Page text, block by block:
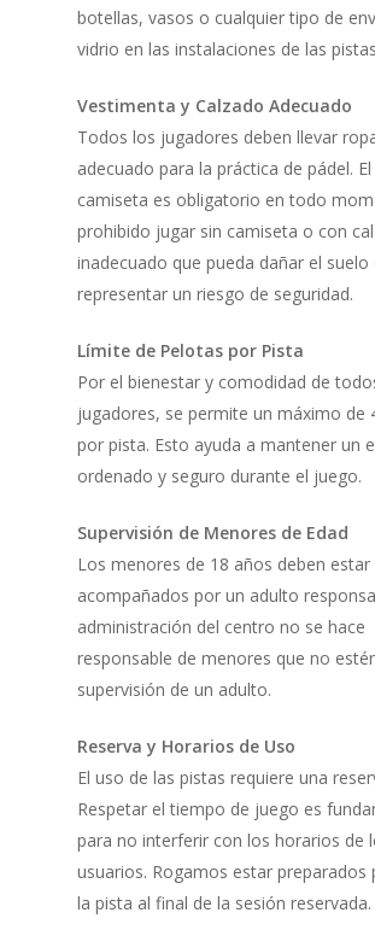
botellas, vasos o cualquier tipo de
vidrio en las instalaciones de las
Vestimenta y Calzado Adecuado
Todos los jugadores deben llevar
adecuado para la práctica de pádel.
camiseta es obligatorio en todo
prohibido jugar sin camiseta o con
inadecuado que pueda dañar el suelo
representar un riesgo de seguridad.
Límite de Pelotas por Pista
Por el bienestar y comodidad de
jugadores, se permite un máximo de
por pista. Esto ayuda a mantener un
ordenado y seguro durante el juego.
Supervisión de Menores de Edad
Los menores de 18 años deben estar
acompañados por un adulto
administración del centro no se hace
responsable de menores que no
supervisión de un adulto.
Reserva y Horarios de Uso
El uso de las pistas requiere una
Respetar el tiempo de juego es
para no interferir con los horarios de
usuarios. Rogamos estar preparados
la pista al final de la sesión reservada.